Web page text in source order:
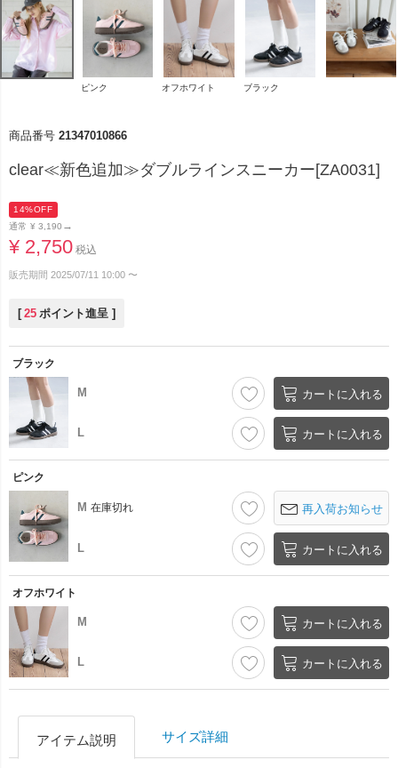
ピンク オフホワイト ブラック
商品番号 21347010866
clear≪新色追加≫ダブルラインスニーカー[ZA0031]
14%OFF
通常 ¥ 3,190 →
¥ 2,750 税込
販売期間 2025/07/11 10:00 〜
[ 25 ポイント進呈 ]
ブラック
M カートに入れる
L カートに入れる
ピンク
M 在庫切れ 再入荷お知らせ
L カートに入れる
オフホワイト
M カートに入れる
L カートに入れる
アイテム説明 サイズ詳細